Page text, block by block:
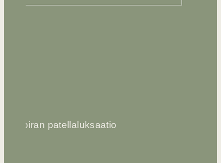
Koiran patellaluksaatio